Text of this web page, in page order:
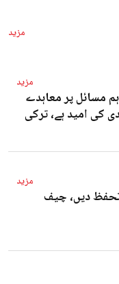
مزید
مزید
مسائل پر معاہدے
کی امید ہے، ترکی
مزید
دیں، چیف